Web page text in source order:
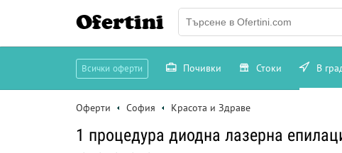
Ofertini
Всички оферти Почивки Стоки В
Оферти София Красота и Здраве
1 процедура диодна лазерна